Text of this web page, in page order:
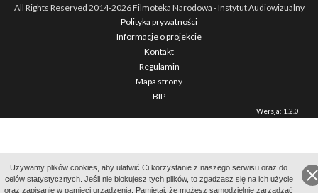
Uzywamy plików cookies, aby ułatwić Ci korzystanie z naszego serwisu oraz do
celów statystycznych. Jeśli nie blokujesz tych plików, to zgadzasz się na ich użycie
oraz zapisanie w pamięci urządzenia. Pamiętaj, że możesz samodzielnie zarządzać
All Rights Reserved 2014-2026Filmoteka Narodowa - Instytut Audiowizualny
Polityka prywatności
Informacje o projekcie
Kontakt
Regulamin
Mapa strony
BIP
Wersja: 1.2.0